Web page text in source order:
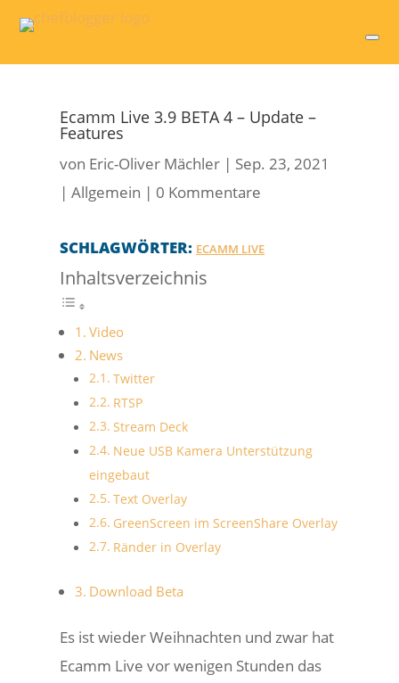
Ecamm Live 3.9 BETA 4 – Update –
Features
von Eric-Oliver Mächler | Sep. 23, 2021
|Allgemein | 0 Kommentare
SCHLAGWÖRTER: ECAMM LIVE
Inhaltsverzeichnis
Video
News
Twitter
RTSP
Stream Deck
Neue USB Kamera Unterstützung
eingebaut
Text Overlay
GreenScreen im ScreenShare Overlay
Ränder in Overlay
Download Beta
Es ist wieder Weihnachten und zwar hat
Ecamm Live vor wenigen Stunden das